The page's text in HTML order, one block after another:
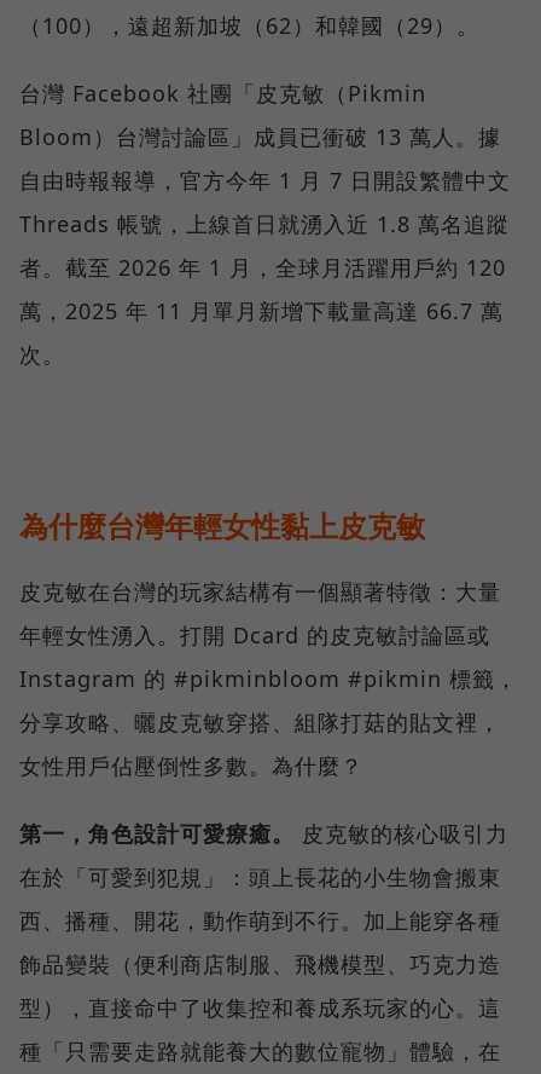
（100），遠超新加坡（62）和韓國（29）。
台灣 Facebook 社團「皮克敏（Pikmin
Bloom）台灣討論區」成員已衝破 13 萬人。據
自由時報報導，官方今年 1 月 7 日開設繁體中文
Threads 帳號，上線首日就湧入近 1.8 萬名追蹤
者。截至 2026 年 1 月，全球月活躍用戶約 120
萬，2025 年 11 月單月新增下載量高達 66.7 萬
次。
為什麼台灣年輕女性黏上皮克敏
皮克敏在台灣的玩家結構有一個顯著特徵：大量
年輕女性湧入。打開 Dcard 的皮克敏討論區或
Instagram 的 #pikminbloom #pikmin 標籤，
分享攻略、曬皮克敏穿搭、組隊打菇的貼文裡，
女性用戶佔壓倒性多數。為什麼？
第一，角色設計可愛療癒。
皮克敏的核心吸引力
在於「可愛到犯規」：頭上長花的小生物會搬東
西、播種、開花，動作萌到不行。加上能穿各種
飾品變裝（便利商店制服、飛機模型、巧克力造
型），直接命中了收集控和養成系玩家的心。這
種「只需要走路就能養大的數位寵物」體驗，在